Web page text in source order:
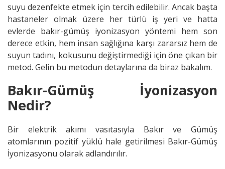
suyu dezenfekte etmek için tercih edilebilir. Ancak başta
hastaneler olmak üzere her türlü iş yeri ve hatta
evlerde bakır-gümüş iyonizasyon yöntemi hem son
derece etkin, hem insan sağlığına karşı zararsız hem de
suyun tadını, kokusunu değiştirmediği için öne çıkan bir
metod. Gelin bu metodun detaylarına da biraz bakalım.
Bakır-Gümüş İyonizasyon
Nedir?
Bir elektrik akımı vasıtasıyla Bakır ve Gümüş
atomlarının pozitif yüklü hale getirilmesi Bakır-Gümüş
İyonizasyonu olarak adlandırılır.